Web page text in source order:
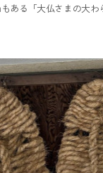
ある「大仏さまの大